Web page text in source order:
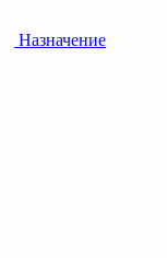
Назначение